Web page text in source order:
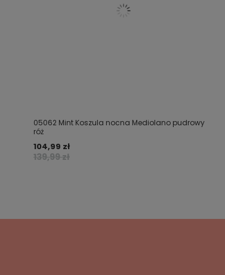
05062 Mint Koszula nocna Mediolano pudrowy
róż
139,99 zł
104,99 zł